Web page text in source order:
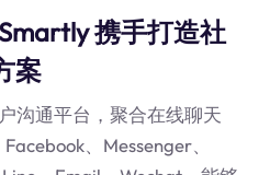
携手打造社
案
沟通平台，聚合在线聊天
、Messenger、